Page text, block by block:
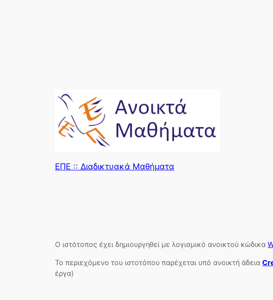
ΕΠΕ :: Διαδικτυακά Μαθήματα
Ο ιστότοπος έχει δημιουργηθεί με λογισμικό ανοικτού κώδικα
Το περιεχόμενο του ιστοτόπου παρέχεται υπό ανοικτή άδεια
έργα)